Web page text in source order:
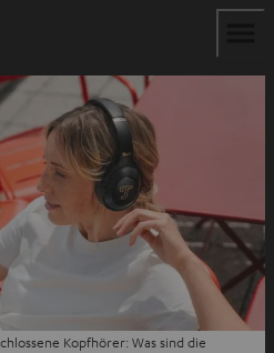
Kopfhörer: Was sind die